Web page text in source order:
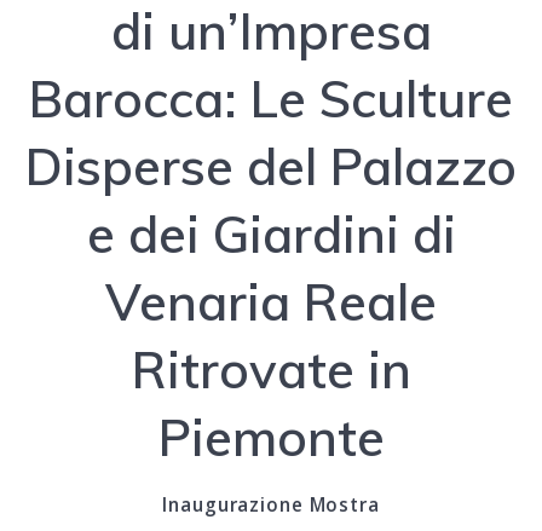
di un’Impresa
Barocca: Le Sculture
Disperse del Palazzo
e dei Giardini di
Venaria Reale
Ritrovate in
Piemonte
Inaugurazione Mostra